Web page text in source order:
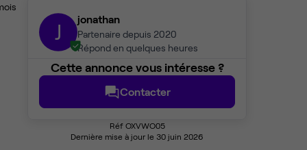
J jonathan
Partenaire depuis 2020
Répond en quelques heures
Cette annonce vous intéresse ?
Contacter
Réf OXVWO05
Dernière mise à jour le 30 juin 2026